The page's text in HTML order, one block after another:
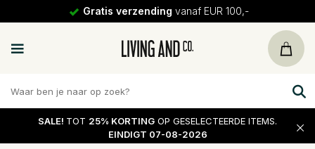
Gratis verzending vanaf EUR 100,-
SALE! TOT 25% KORTING OP GESELECTEERDE ITEMS.
EINDIGT 07-08-2026